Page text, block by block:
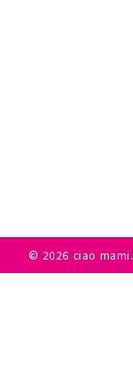
© 2026 ciao mami.